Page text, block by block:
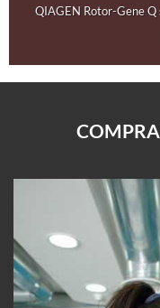
QIAGEN Rotor-Gene Q